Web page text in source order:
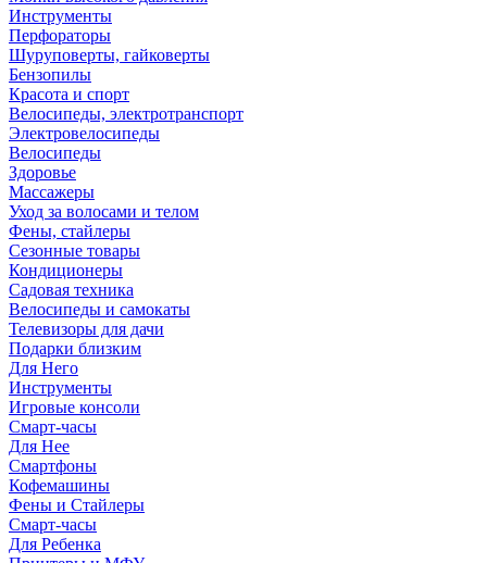
Инструменты
Перфораторы
Шуруповерты, гайковерты
Бензопилы
Красота и спорт
Велосипеды, электротранспорт
Электровелосипеды
Велосипеды
Здоровье
Массажеры
Уход за волосами и телом
Фены, стайлеры
Сезонные товары
Кондиционеры
Садовая техника
Велосипеды и самокаты
Телевизоры для дачи
Подарки близким
Для Него
Инструменты
Игровые консоли
Смарт-часы
Для Нее
Смартфоны
Кофемашины
Фены и Стайлеры
Смарт-часы
Для Ребенка